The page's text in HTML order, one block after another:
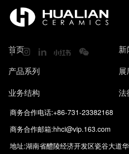
首页
产品系列
业务结构
新
展
法
商务合作电话:+86-731-23382168
商务合作邮箱:hhci@vip.163.com
地址:湖南省醴陵经济开发区瓷谷大道